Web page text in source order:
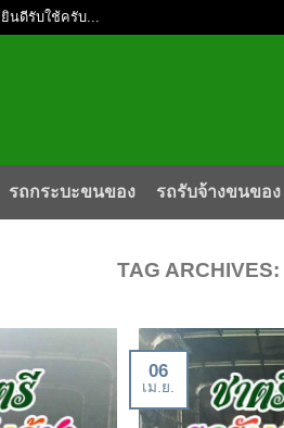
นดีรับใช้ครับ...
รถกระบะขนของ รถรับจ้างขนของ
TAG ARCHIVES:
06
เม.ย.